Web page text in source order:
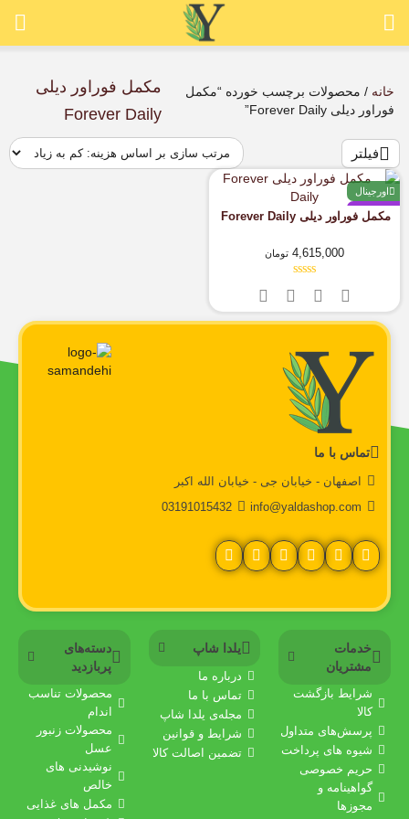
خانه / محصولات برچسب خورده “مکمل
فوراور دیلی Forever Daily”
مکمل فوراور دیلی
Forever Daily
فیلتر
اورجینال
پیشنهادی
مکمل فوراور دیلی Forever Daily
4,615,000 تومان
تماس با ما
اصفهان - خیابان جی - خیابان الله اکبر
info@yaldashop.com
03191015432
خدمات
مشتریان
شرایط بازگشت
کالا
پرسش‌های متداول
شیوه های پرداخت
حریم خصوصی
گواهینامه‌ و
مجوزها
یلدا شاپ
درباره‌ ما
تماس با ما
مجله‌ی یلدا شاپ
شرایط و قوانین
تضمین اصالت کالا
دسته‌های
پربازدید
محصولات تناسب
اندام
محصولات زنبور
عسل
نوشیدنی های
خالص
مکمل های غذایی